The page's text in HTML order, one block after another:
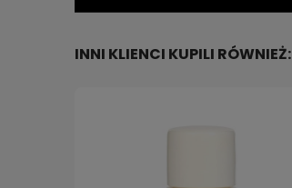
INNI KLIENCI KUPILI RÓWNIEŻ: